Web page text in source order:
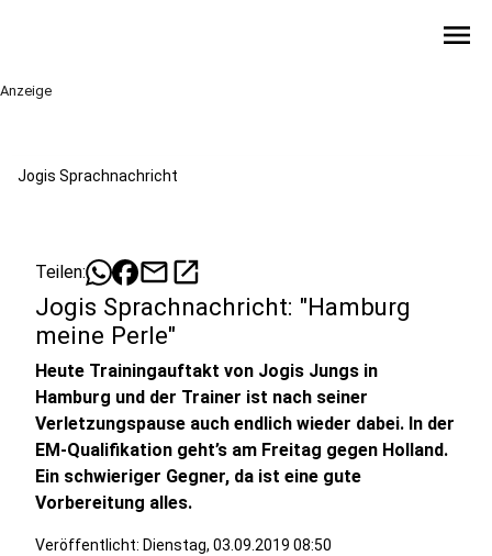
menu
Anzeige
Jogis Sprachnachricht
Teilen: mailopen_in_new
Jogis Sprachnachricht: "Hamburg
meine Perle"
Heute Trainingauftakt von Jogis Jungs in
Hamburg und der Trainer ist nach seiner
Verletzungspause auch endlich wieder dabei. In der
EM-Qualifikation geht’s am Freitag gegen Holland.
Ein schwieriger Gegner, da ist eine gute
Vorbereitung alles.
Veröffentlicht: Dienstag, 03.09.2019 08:50